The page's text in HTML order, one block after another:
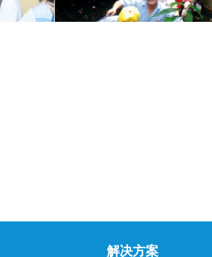
解决方案